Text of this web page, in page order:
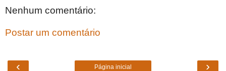
Nenhum comentário:
Postar um comentário
‹ ›
Página inicial